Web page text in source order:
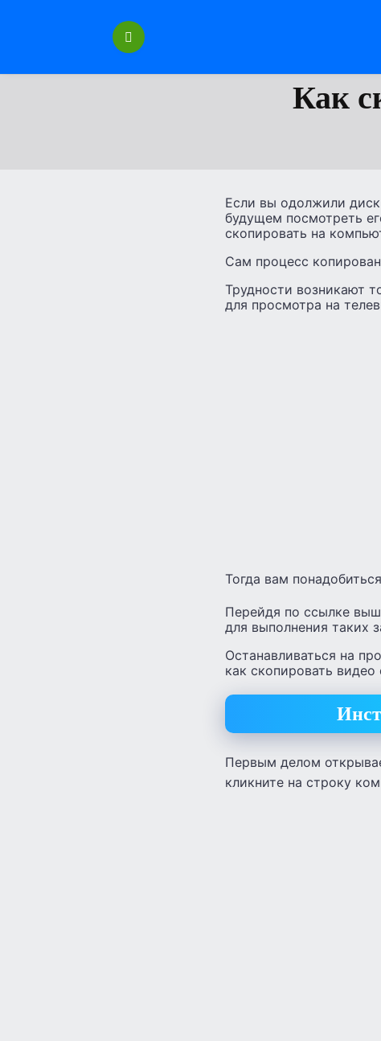
Как
Если вы одолжили
будущем посмотреть
скопировать на
Сам процесс
Трудности возникают
для просмотра на
Тогда вам понадобиться
Перейдя по ссылке
для выполнения таких
Останавливаться на
как скопировать
Первым делом
кликните на строку